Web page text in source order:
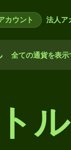
カウント 法人ア
全ての通貨を表示